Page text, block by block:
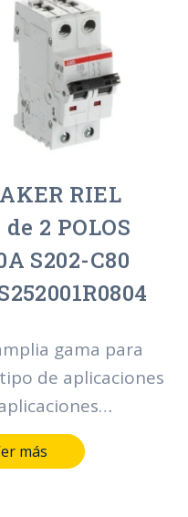
y control de la
Además, el
y las dimensiones
dispositivos
una integración
RIEL
2 POLOS
S202-C80
gama para
de aplicaciones
comerciales
la gama
más